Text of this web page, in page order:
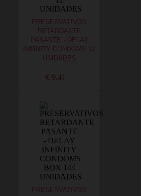
PRESERVATIVOS
RETARDANTE
PASANTE - DELAY
INFINITY CONDOMS 12
UNIDADES
€ 9,41
PRESERVATIVOS